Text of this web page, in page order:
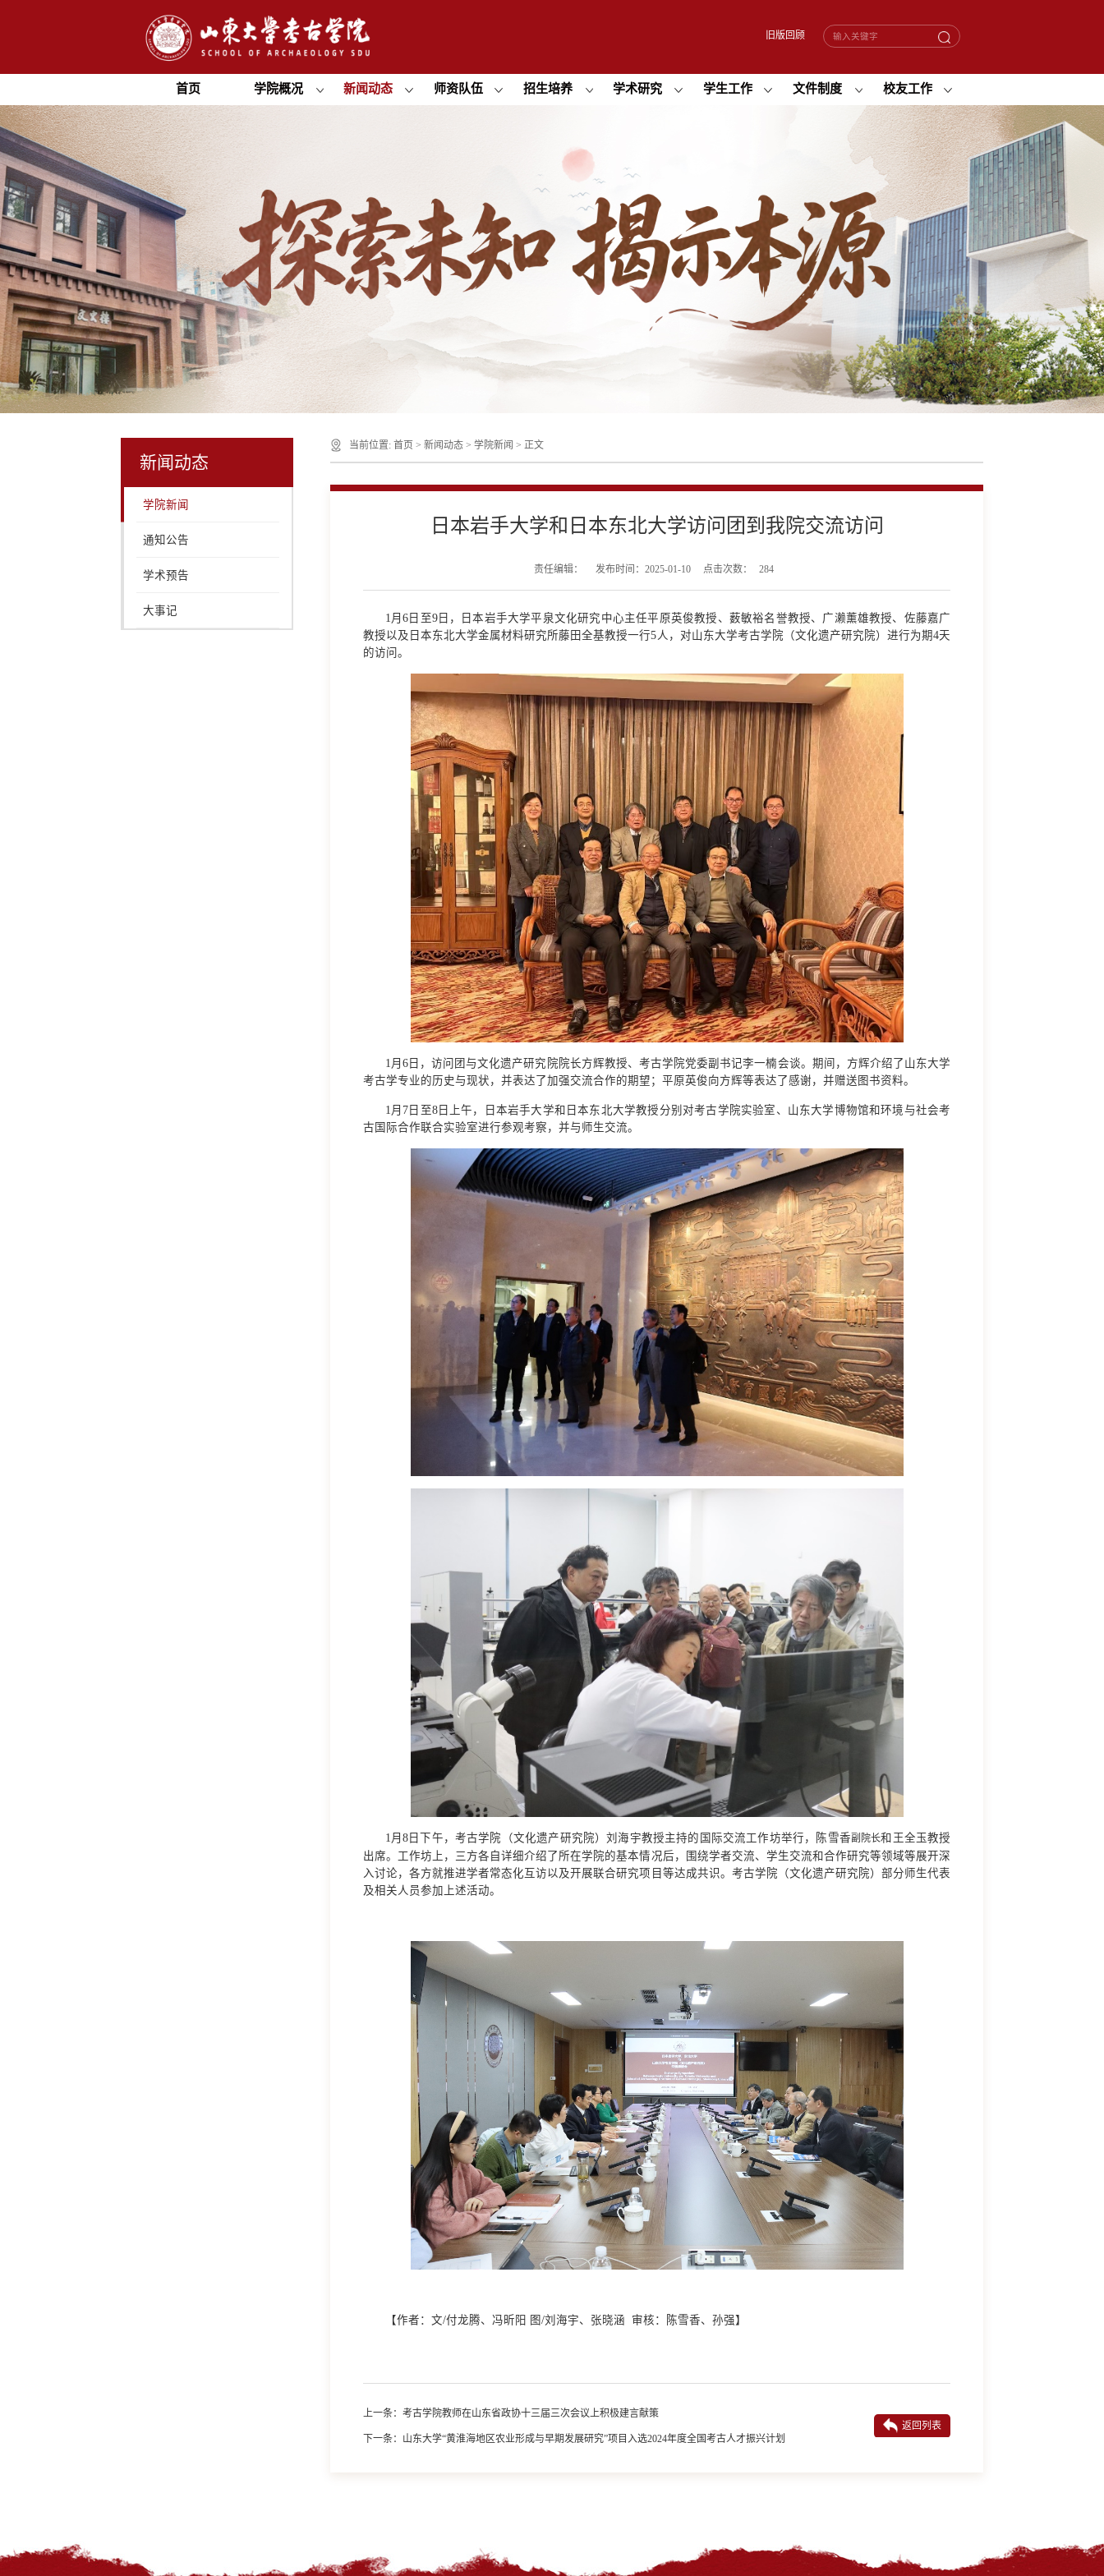
旧版回顾
首页 学院概况 新闻动态 师资队伍 招生培养 学术研究 学生工作 文件制度 校友工作
新闻动态
学院新闻
通知公告
学术预告
大事记
当前位置: 首页> 新闻动态> 学院新闻 > 正文
日本岩手大学和日本东北大学访问团到我院交流访问
责任编辑： 发布时间：2025-01-10 点击次数： 284
1月6日至9日，日本岩手大学平泉文化研究中心主任平原英俊教授、薮敏裕名誉教授、广濑薰雄教授、佐藤嘉广
教授以及日本东北大学金属材料研究所藤田全基教授一行5人，对山东大学考古学院（文化遗产研究院）进行为期4天
的访问。
1月6日，访问团与文化遗产研究院院长方辉教授、考古学院党委副书记李一楠会谈。期间，方辉介绍了山东大学
考古学专业的历史与现状，并表达了加强交流合作的期望；平原英俊向方辉等表达了感谢，并赠送图书资料。
1月7日至8日上午，日本岩手大学和日本东北大学教授分别对考古学院实验室、山东大学博物馆和环境与社会考
古国际合作联合实验室进行参观考察，并与师生交流。
1月8日下午，考古学院（文化遗产研究院）刘海宇教授主持的国际交流工作坊举行，陈雪香副院长和王全玉教授
出席。工作坊上，三方各自详细介绍了所在学院的基本情况后，围绕学者交流、学生交流和合作研究等领域等展开深
入讨论，各方就推进学者常态化互访以及开展联合研究项目等达成共识。考古学院（文化遗产研究院）部分师生代表
及相关人员参加上述活动。
【作者：文/付龙腾、冯昕阳 图/刘海宇、张晓涵 审核：陈雪香、孙强】
上一条： 考古学院教师在山东省政协十三届三次会议上积极建言献策
下一条： 山东大学“黄淮海地区农业形成与早期发展研究”项目入选2024年度全国考古人才振兴计划
返回列表